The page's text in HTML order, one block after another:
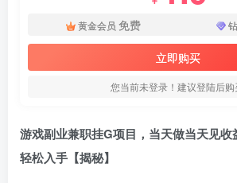
黄金会员 免费
立即购买
您当前未登录！建议登陆后
游戏副业兼职挂G项目，当天做当天见收
轻松入手【揭秘】